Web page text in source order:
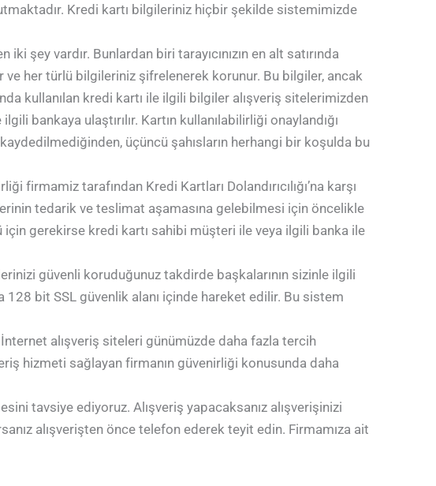
Kredi kartı bilgileriniz hiçbir şekilde sistemimizde
vardır. Bunlardan biri tarayıcınızın en alt satırında
her türlü bilgileriniz şifrelenerek korunur. Bu bilgiler, ancak
kullanılan kredi kartı ile ilgili bilgiler alışveriş sitelerimizden
bankaya ulaştırılır. Kartın kullanılabilirliği onaylandığı
üçüncü şahısların herhangi bir koşulda bu
tarafından Kredi Kartları Dolandırıcılığı’na karşı
tedarik ve teslimat aşamasına gelebilmesi için öncelikle
gerekirse kredi kartı sahibi müşteri ile veya ilgili banka ile
güvenli koruduğunuz takdirde başkalarının sizinle ilgili
bit SSL güvenlik alanı içinde hareket edilir. Bu sistem
alışveriş siteleri günümüzde daha fazla tercih
hizmeti sağlayan firmanın güvenirliği konusunda daha
tavsiye ediyoruz. Alışveriş yapacaksanız alışverişinizi
alışverişten önce telefon ederek teyit edin. Firmamıza ait